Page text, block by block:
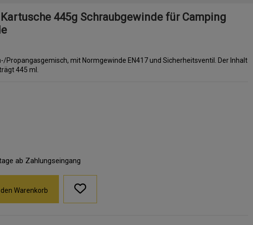
Kartusche 445g Schraubgewinde für Camping
Propangasgemisch, mit Normgewinde EN417 und Sicherheitsventil. Der Inhalt
445 ml.
ab Zahlungseingang
den Warenkorb